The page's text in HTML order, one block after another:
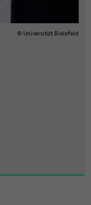
© Uni­ver­si­tät Bie­le­feld